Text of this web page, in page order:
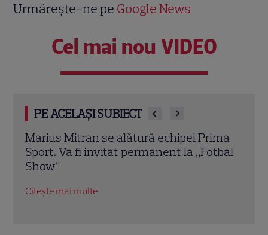
Urmărește-ne pe Google News
Cel mai nou VIDEO
PE ACELAȘI SUBIECT
Prima Sport transmite meciurile
Universității Craiova și Universității Cluj
din cupele europene. Programul complet